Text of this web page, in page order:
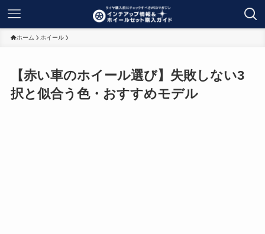
ホーム ホイール
【赤い車のホイール選び】失敗しない3
択と似合う色・おすすめモデル